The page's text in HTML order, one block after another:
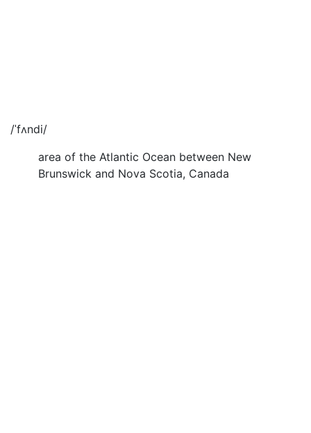
/ˈfʌndi/
area of the Atlantic Ocean between New
Brunswick and Nova Scotia, Canada